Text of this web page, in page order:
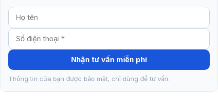
Nhận tư vấn miễn phí
Thông tin của bạn được bảo mật, chỉ dùng để tư vấn.